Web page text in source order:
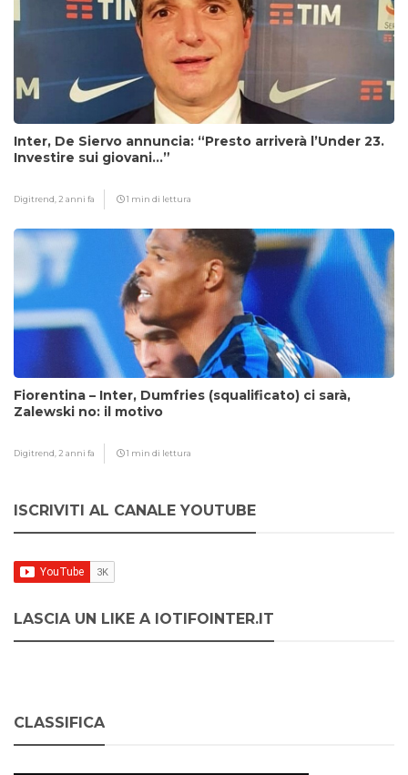
Inter, De Siervo annuncia: “Presto arriverà l’Under 23.
Investire sui giovani…”
Digitrend, 2 anni fa 1 min di lettura
Fiorentina – Inter, Dumfries (squalificato) ci sarà,
Zalewski no: il motivo
Digitrend, 2 anni fa 1 min di lettura
ISCRIVITI AL CANALE YOUTUBE
LASCIA UN LIKE A IOTIFOINTER.IT
CLASSIFICA